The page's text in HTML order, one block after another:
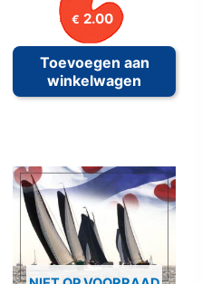
€ 2.00
Toevoegen aan
winkelwagen